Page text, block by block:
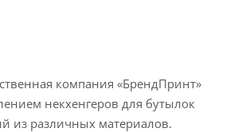
компания «БрендПринт»
некхенгеров для бутылок
из различных материалов.